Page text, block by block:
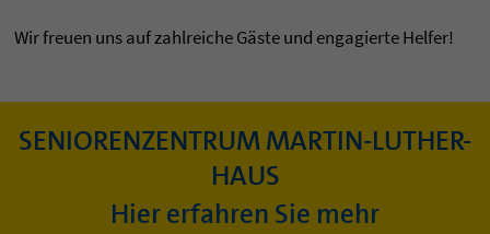
Wir freuen uns auf zahlreiche Gäste und engagierte Helfer!
SENIORENZENTRUM MARTIN-LUTHER-
HAUS
Hier erfahren Sie mehr